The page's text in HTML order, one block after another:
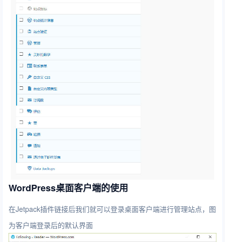
WordPress桌面客户端的使用
在Jetpack插件链接后我们就可以登录桌面客户端进行管理站点，图
为客户端登录后的默认界面